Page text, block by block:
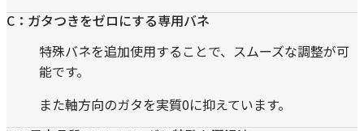
C：ガタつきをゼロにする専用バネ
特殊バネを追加使用することで、スムーズな調整が可
能です。
また軸方向のガタを実質0に抑えています。